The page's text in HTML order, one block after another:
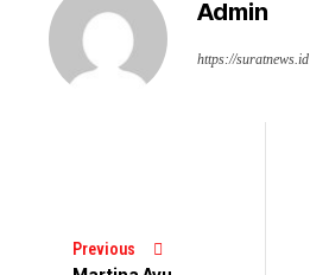
Admin
https://suratnews.id
Previous